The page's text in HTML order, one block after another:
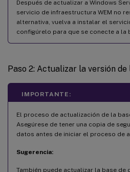
Después de actualizar a Windows
servicio de infraestructura WEM no
alternativa, vuelva a instalar el
configúrelo para que se conecte a la
Paso 2: Actualizar la versión de
IMPORTANTE:
El proceso de actualización de la
Asegúrese de tener una copia de
datos antes de iniciar el proceso de
Sugerencia:
También puede actualizar la base